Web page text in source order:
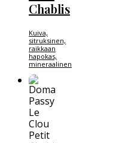
Chablis
Kuiva,
sitruksinen,
raikkaan
hapokas,
mineraalinen